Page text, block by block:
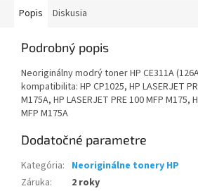
Popis Diskusia
Podrobný popis
Neoriginálny modrý toner HP CE311A
kompatibilita: HP CP1025, HP LASERJET
M175A, HP LASERJET PRE 100 MFP M175,
MFP M175A
Dodatočné parametre
Kategória: Neoriginálne tonery HP
Záruka: 2 roky